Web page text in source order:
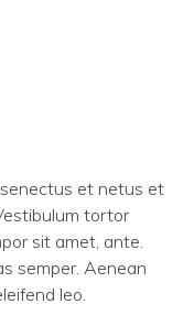
et netus et
tortor
sit amet, ante.
semper. Aenean
leo.